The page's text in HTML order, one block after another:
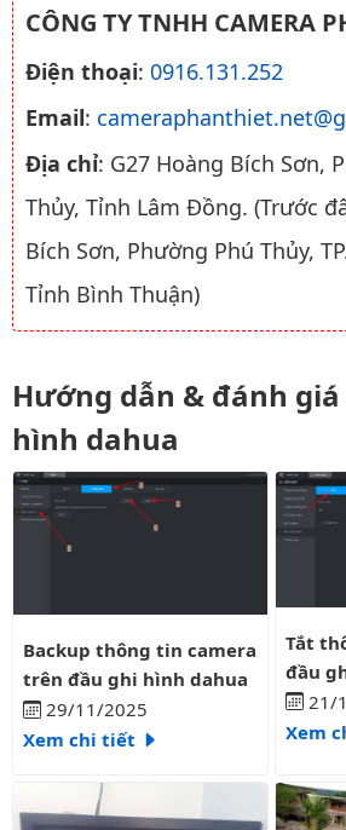
CÔNG TY TNHH CAMERA
Điện thoại: 0916.131.252
Email:
Địa chỉ: G27 Hoàng Bích Sơn,
Thủy, Tỉnh Lâm Đồng. (Trước
Bích Sơn, Phường Phú Thủy,
Tỉnh Bình Thuận)
Hướng dẫn & đánh
hình dahua
Backup thông tin camera trên đầu ghi
Backup thông tin camera
trên đầu ghi hình dahua
29/11/2025
Xem chi tiết
Tắt
Tắt
đầu
21/
Xem